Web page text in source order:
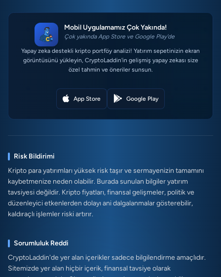
Mobil Uygulamamız Çok Yakında!
Çok yakında App Store ve Google Play'de
Yapay zeka destekli kripto portföy analizi! Yatırım sepetinizin ekran
görüntüsünü yükleyin, CryptoLaddin'in gelişmiş yapay zekası size
özel tahmin ve öneriler sunsun.
App Store Google Play
Risk Bildirimi
Kripto para yatırımları yüksek risk taşır ve sermayenizin tamamını
kaybetmenize neden olabilir. Burada sunulan bilgiler yatırım
tavsiyesi değildir. Kripto fiyatları, finansal gelişmeler, politik ve
düzenleyici etkenlerden dolayı ani dalgalanmalar gösterebilir,
kaldıraçlı işlemler riski artırır.
Sorumluluk Reddi
CryptoLaddin'de yer alan içerikler sadece bilgilendirme amaçlıdır.
Sitemizde yer alan hiçbir içerik, finansal tavsiye olarak